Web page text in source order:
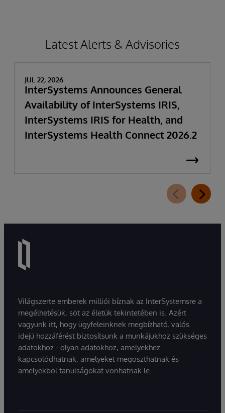
Latest Alerts & Advisories
JUL 22, 2026
InterSystems Announces General
Availability of InterSystems IRIS,
InterSystems IRIS for Health, and
InterSystems Health Connect 2026.2
Világszerte emberek milliói bíznak az InterSystemsre a
megélhetésük, sőt az életük tekintetében is. Azért
vagyunk itt, hogy ügyfeleinknek megbízható, valós
idejű hozzáférést biztosítsunk a munkájukhoz szükséges
adatokhoz - olyan adatokhoz, amelyekhez
kapcsolódhatnak, amelyeket megoszthatnak és
amelyekből tanulságokat vonhatnak le.